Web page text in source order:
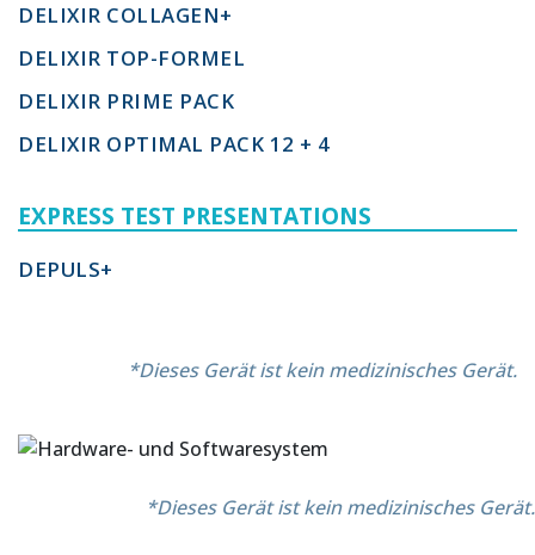
DELIXIR COLLAGEN+
DELIXIR TOP-FORMEL
DELIXIR PRIME PACK
DELIXIR OPTIMAL PACK 12 + 4
EXPRESS TEST PRESENTATIONS
DEPULS+
*Dieses Gerät ist kein medizinisches Gerät.
*Dieses Gerät ist kein medizinisches Gerät.